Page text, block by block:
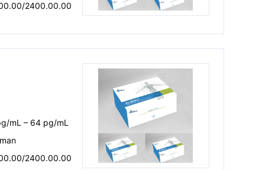
2400.00.00
mL – 64 pg/mL
2400.00.00